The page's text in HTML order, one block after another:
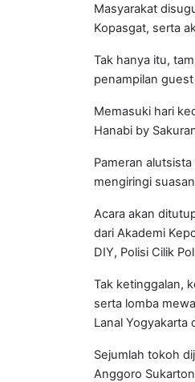
Masyarakat
Kopasgat, serta
Tak hanya itu,
penampilan
Memasuki hari
Hanabi by
Pameran
mengiringi
Acara akan
dari Akademi
DIY, Polisi Cilik
Tak ketinggalan,
serta lomba
Lanal Yogyakarta
Sejumlah tokoh
Anggoro